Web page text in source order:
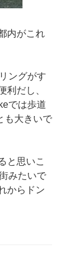
内がこれ
ングがす
利だし、
では歩道
も大きいで
と思いこ
みたいで
からドン